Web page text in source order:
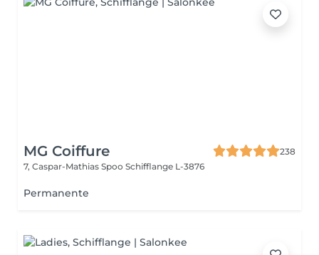
MG Coiffure
238
7, Caspar-Mathias Spoo Schifflange L-3876
Permanente